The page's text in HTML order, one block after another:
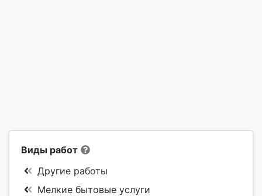
Виды работ
Другие работы
Мелкие бытовые услуги